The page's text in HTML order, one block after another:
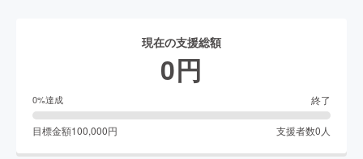
現在の支援総額
0円
0%達成 終了
目標金額100,000円 支援者数0 人